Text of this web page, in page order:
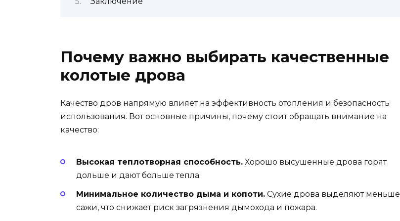
Почему важно выбирать качественные
колотые дрова
Качество дров напрямую влияет на эффективность отопления и безопасность
использования. Вот основные причины, почему стоит обращать внимание на
качество:
Высокая теплотворная способность. Хорошо высушенные дрова горят
дольше и дают больше тепла.
Минимальное количество дыма и копоти. Сухие дрова выделяют меньше
сажи, что снижает риск загрязнения дымохода и пожара.